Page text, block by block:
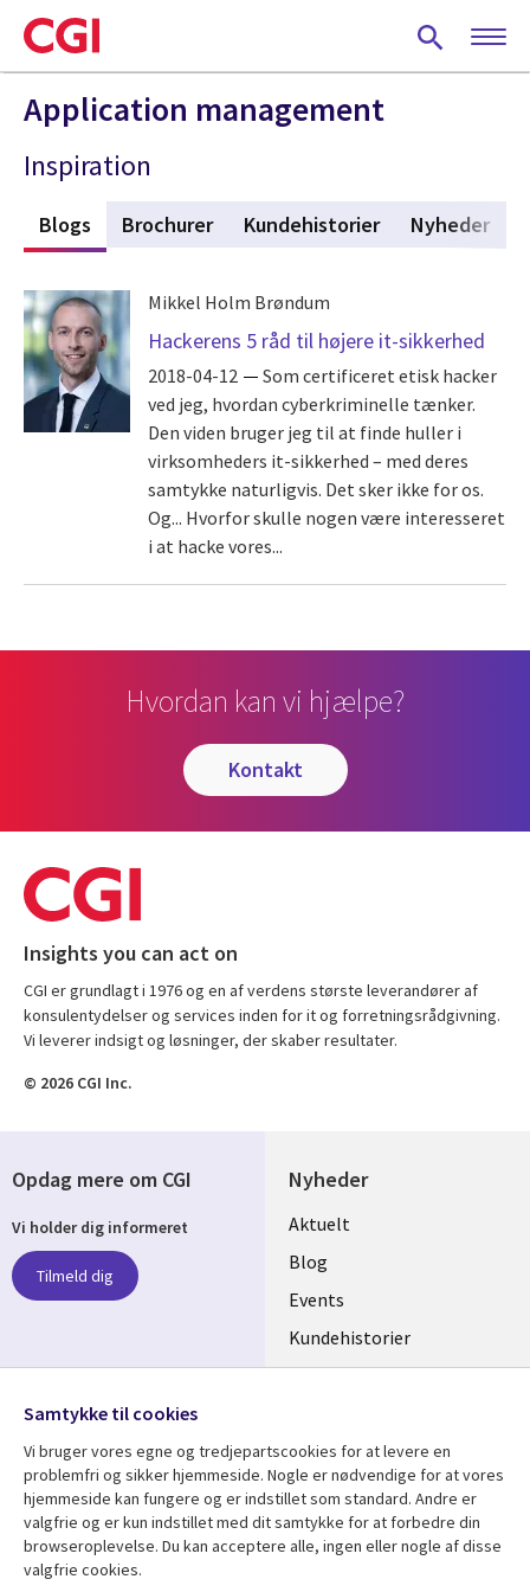
Skip
to
main
content
Application management
Inspiration
Blogs (active tab)
Brochurer Kundehistorier Nyheder
Mikkel Holm Brøndum
Hackerens 5 råd til højere it-sikkerhed
2018-04-12
Som certificeret etisk hacker
ved jeg, hvordan cyberkriminelle tænker.
Den viden bruger jeg til at finde huller i
virksomheders it-sikkerhed – med deres
samtykke naturligvis. Det sker ikke for os.
Og... Hvorfor skulle nogen være interesseret
i at hacke vores...
Hvordan kan vi hjælpe?
kontakt
Insights you can act on
CGI er grundlagt i 1976 og en af verdens største leverandører af
konsulentydelser og services inden for it og forretningsrådgivning.
Vi leverer indsigt og løsninger, der skaber resultater.
© 2026 CGI Inc.
Nyheder
Useful
links
DENMARK
Aktuelt
Blog
Events
Kundehistorier
Videoer
Se mere
Library
Artikler
Support
Opdag mere om CGI
Vi holder dig informeret
Tilmeld dig
Media
DENMARK
Samtykke til cookies
Vi bruger vores egne og tredjepartscookies for at levere en
problemfri og sikker hjemmeside. Nogle er nødvendige for at vores
hjemmeside kan fungere og er indstillet som standard. Andre er
valgfrie og er kun indstillet med dit samtykke for at forbedre din
browseroplevelse. Du kan acceptere alle, ingen eller nogle af disse
valgfrie cookies.